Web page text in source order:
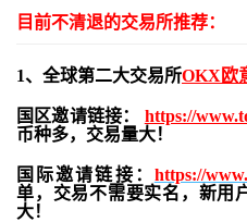
目前不清退的交易所推荐：
1、全球第二大交易所OKX欧
国区邀请链接： https://
币种多，交易量大！
国际邀请链接： https://
单，交易不需要实名，新用
大！